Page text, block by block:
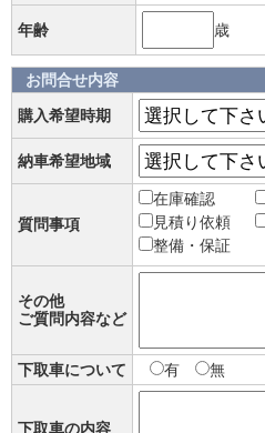
年齢 歳
お問合せ内容
購入希望時期
納車希望地域
質問事項
在庫確認
見積り依頼
整備・保証
その他
ご質問内容など
下取車について 有 無
下取車の内容